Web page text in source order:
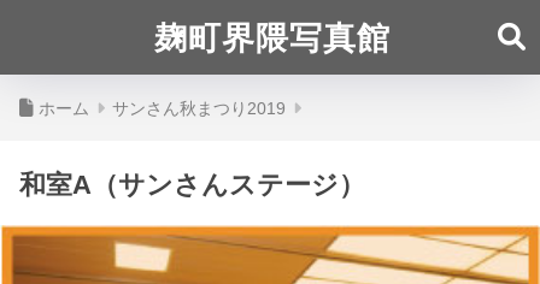
麹町界隈写真館
ホーム サンさん秋まつり2019
和室A（サンさんステージ）